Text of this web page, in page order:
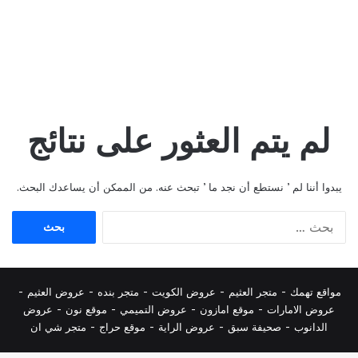
لم يتم العثور على نتائج
يبدوا أننا لم ’ نستطع أن نجد ما ’ تبحث عنه. من الممكن أن يساعدك البحث.
مواقع تهمك - متجر العثيم - عروض الكويت - متجر بنده - عروض العثيم -
عروض الامارات - موقع امازون - عروض التميمي - موقع نون - عروض
الدانوب - صحيفة سبق - عروض الراية - موقع حراج - متجر شي ان